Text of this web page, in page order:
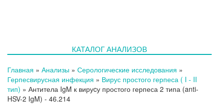
КАТАЛОГ АНАЛИЗОВ
Главная » Анализы » Серологические исследования »
Герпесвирусная инфекция » Вирус простого герпеса ( I - II
тип) » Антитела IgM к вируcу простого герпеса 2 типа (anti-
HSV-2 IgM) - 46.214